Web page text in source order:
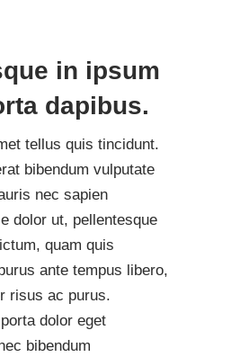
in ipsum
dapibus.
tellus quis tincidunt.
bibendum vulputate
nec sapien
dolor ut, pellentesque
quam quis
ante tempus libero,
risus ac purus.
dolor eget
bibendum